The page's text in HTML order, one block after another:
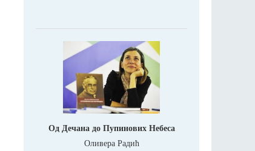
Од Дечана до Пупинових Небеса
Оливера Радић